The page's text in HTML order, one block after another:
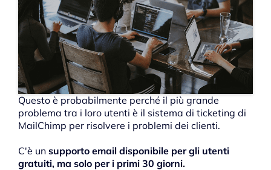
Questo è probabilmente perché il più grande
problema tra i loro utenti è il sistema di ticketing di
MailChimp per risolvere i problemi dei clienti.
C'è un supporto email disponibile per gli utenti
gratuiti, ma solo per i primi 30 giorni.